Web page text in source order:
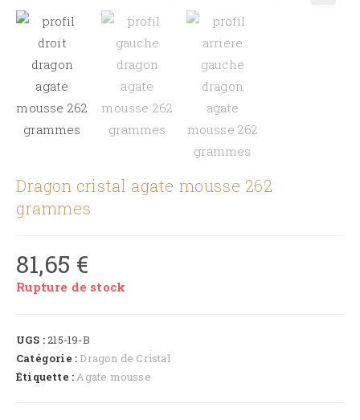
Dragon cristal agate mousse 262
grammes
81,65 €
Rupture de stock
UGS :215-19-B
Catégorie : Dragon de Cristal
Étiquette : Agate mousse